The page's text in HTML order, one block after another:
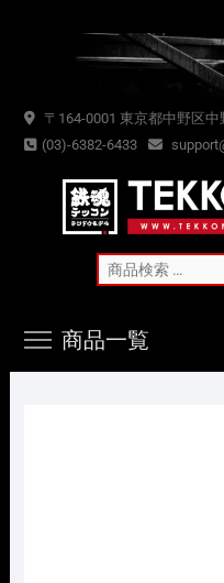
〒164-0001 東京都中野区中
(03)-6382-6433
商品一覧